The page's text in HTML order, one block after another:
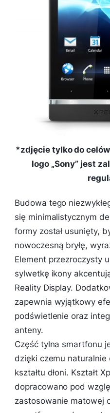
*zdjęcie tylko do
logo „Sony” jest
Budowa tego
się minimalistycznym
formy został usunięty,
nowoczesną bryłę,
Element przezroczysty
sylwetkę ikony
Reality Display.
zapewnia wyjątkowy
podświetlenie oraz
anteny.
Część tylna smartfonu
dzięki czemu
kształtu dłoni. Kształt
dopracowano pod
zastosowanie matowej